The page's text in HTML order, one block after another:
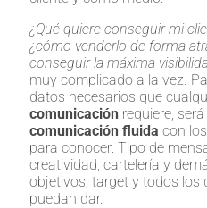
¿Qué quiere conseguir mi
¿cómo venderlo de forma
conseguir la máxima
muy complicado a la vez.
datos necesarios que
comunicación requiere,
comunicación fluida con
para conocer: Tipo de
creatividad, cartelería y
objetivos, target y todos los
puedan dar.